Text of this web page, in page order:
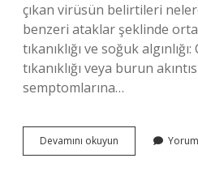
çıkan virüsün belirtileri
benzeri ataklar şeklinde
tıkanıklığı ve soğuk
tıkanıklığı veya burun
semptomlarına…
Devamını okuyun
Son